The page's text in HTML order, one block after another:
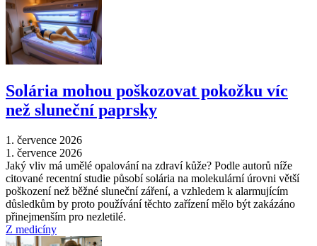
Solária mohou poškozovat pokožku víc
než sluneční paprsky
1. července 2026
1. července 2026
Jaký vliv má umělé opalování na zdraví kůže? Podle autorů níže
citované recentní studie působí solária na molekulární úrovni větší
poškození než běžné sluneční záření, a vzhledem k alarmujícím
důsledkům by proto používání těchto zařízení mělo být zakázáno
přinejmenším pro nezletilé.
Z medicíny